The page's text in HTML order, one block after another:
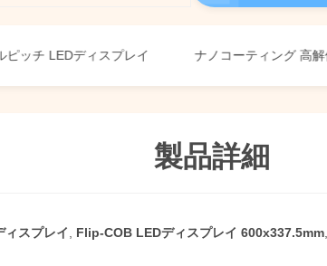
LEDディスプレイ ナノコーティング 高解像度
製品詳細
ィスプレイ Flip-COB LEDディスプレイ 600x337.5mm